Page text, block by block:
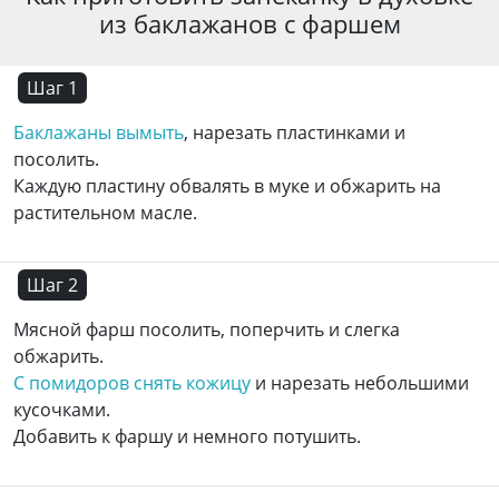
из баклажанов с фаршем
Шаг 1
Баклажаны вымыть, нарезать пластинками и
посолить.
Каждую пластину обвалять в муке и обжарить на
растительном масле.
Шаг 2
Мясной фарш посолить, поперчить и слегка
обжарить.
С помидоров снять кожицу и нарезать небольшими
кусочками.
Добавить к фаршу и немного потушить.